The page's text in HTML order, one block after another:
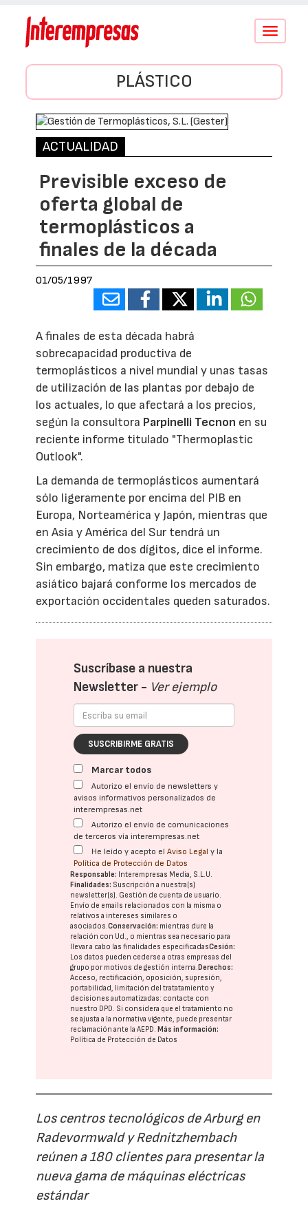
Conmutar
PLÁSTICO
ACTUALIDAD
Previsible exceso de
oferta global de
termoplásticos a
finales de la década
01/05/1997
A finales de esta década habrá
sobrecapacidad productiva de
termoplásticos a nivel mundial y unas tasas
de utilización de las plantas por debajo de
los actuales, lo que afectará a los precios,
según la consultora Parpinelli Tecnon en su
reciente informe titulado "Thermoplastic
Outlook".
La demanda de termoplásticos aumentará
sólo ligeramente por encima del PIB en
Europa, Norteamérica y Japón, mientras que
en Asia y América del Sur tendrá un
crecimiento de dos dígitos, dice el informe.
Sin embargo, matiza que este crecimiento
asiático bajará conforme los mercados de
exportación occidentales queden saturados.
Suscríbase a nuestra
Newsletter - Ver ejemplo
SUSCRIBIRME GRATIS
Marcar todos
Autorizo el envío de newsletters y
avisos informativos personalizados de
interempresas.net
Autorizo el envío de comunicaciones
de terceros vía interempresas.net
He leído y acepto elAviso Legal y la
Política de Protección de Datos
Responsable: Interempresas Media, S.L.U.
Finalidades: Suscripción a nuestra(s)
newsletter(s). Gestión de cuenta de usuario.
Envío de emails relacionados con la misma o
relativos a intereses similares o
asociados.Conservación: mientras dure la
relación con Ud., o mientras sea necesario para
llevar a cabo las finalidades especificadasCesión:
Los datos pueden cederse a otras empresas del
grupo por motivos de gestión interna. Derechos:
Acceso, rectificación, oposición, supresión,
portabilidad, limitación del tratatamiento y
decisiones automatizadas: contacte con
nuestro DPD. Si considera que el tratamiento no
se ajusta a la normativa vigente, puede presentar
reclamación ante laAEPD. Más información:
Política de Protección de Datos
Los centros tecnológicos de Arburg en
Radevormwald y Rednitzhembach
reúnen a 180 clientes para presentar la
nueva gama de máquinas eléctricas
estándar